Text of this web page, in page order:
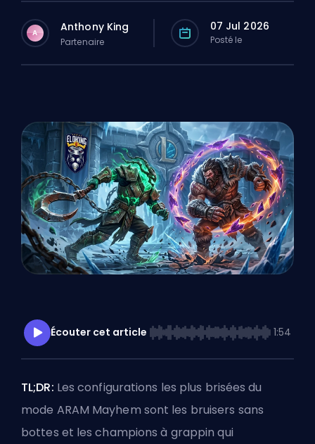
A Anthony King
Partenaire
07 Jul 2026
Posté le
Écouter cet article 1:54
TL;DR: Les configurations les plus brisées du
mode ARAM Mayhem sont les bruisers sans
bottes et les champions à grappin qui